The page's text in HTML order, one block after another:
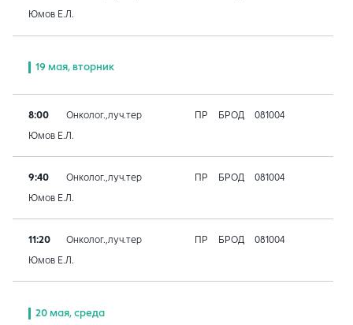
Юмов Е.Л.
19 мая, вторник
8:00 Онколог.,луч.тер ПР БРОД 081004
Юмов Е.Л.
9:40 Онколог.,луч.тер ПР БРОД 081004
Юмов Е.Л.
11:20 Онколог.,луч.тер ПР БРОД 081004
Юмов Е.Л.
20 мая, среда